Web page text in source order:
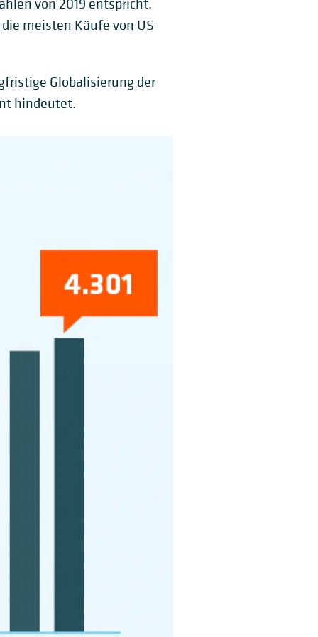
von 2019 entspricht.
meisten Käufe von US-
Globalisierung der
hindeutet.